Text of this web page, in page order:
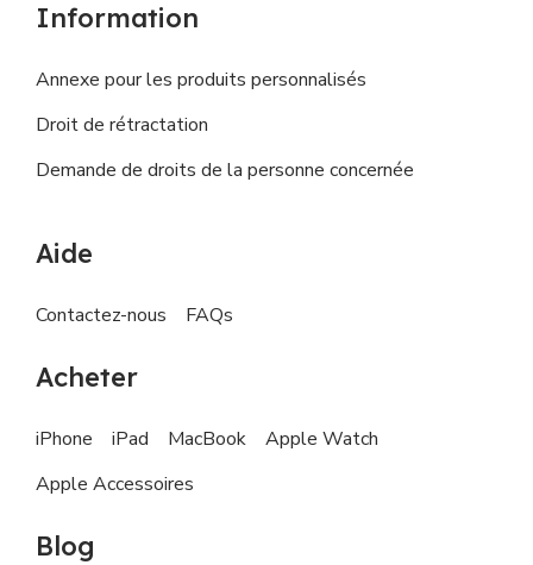
Information
Annexe pour les produits personnalisés
Droit de rétractation
Demande de droits de la personne concernée
Aide
Contactez-nous FAQs
Acheter
iPhone iPad MacBook
Apple Watch
Apple Accessoires
Blog